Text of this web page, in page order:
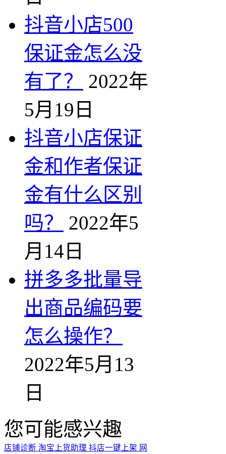
抖音小店500
保证金怎么没
有了？
2022年
5月19日
抖音小店保证
金和作者保证
金有什么区别
吗？
2022年5
月14日
拼多多批量导
出商品编码要
怎么操作？
2022年5月13
日
您可能感兴趣
店铺诊断 淘宝上货助理 抖店一键上架 网